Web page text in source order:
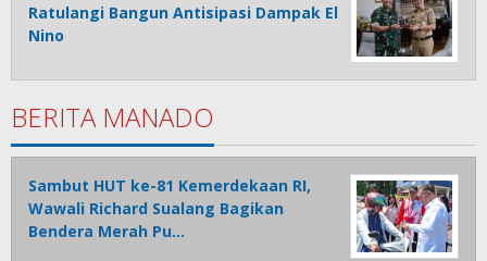
Ratulangi Bangun Antisipasi Dampak El
Nino
BERITA MANADO
Sambut HUT ke-81 Kemerdekaan RI,
Wawali Richard Sualang Bagikan
Bendera Merah Pu…